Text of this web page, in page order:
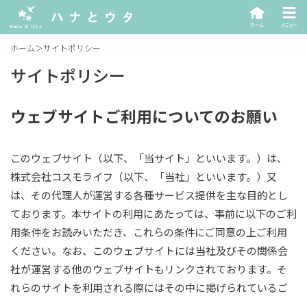
ホーム＞サイトポリシー
サイトポリシー
ウェブサイトご利用についてのお願い
このウェブサイト（以下、「当サイト」といいます。）は、
株式会社コスモライフ（以下、「当社」といいます。）又
は、その代理人が運営する各種サービス提供を主な目的とし
ております。本サイトの利用にあたっては、事前に以下のご利
用条件をお読みいただき、これらの条件にご同意の上ご利用
ください。なお、このウェブサイトには当社及びその関係会
社が運営する他のウェブサイトもリンクされております。そ
れらのサイトを利用される際にはその中に掲げられているご